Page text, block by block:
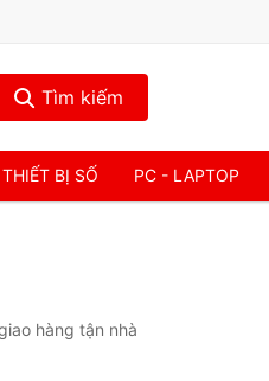
Tìm kiếm
THIẾT BỊ SỐ PC - LAPTOP
hàng tận nhà